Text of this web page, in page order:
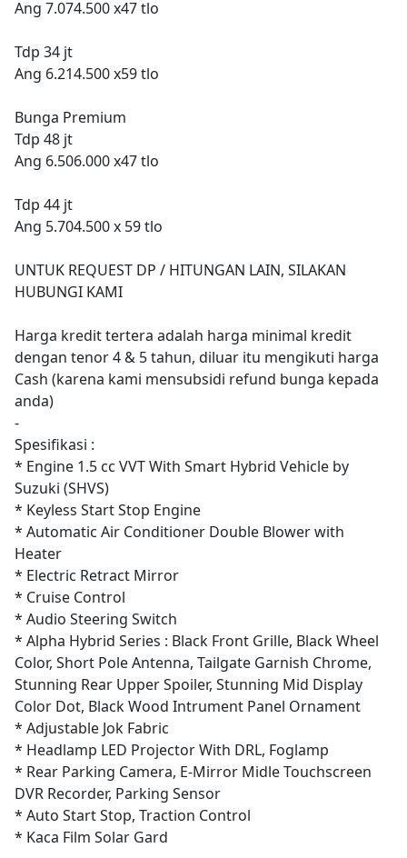
Ang 7.074.500 x47 tlo
Tdp 34 jt
Ang 6.214.500 x59 tlo
Bunga Premium
Tdp 48 jt
Ang 6.506.000 x47 tlo
Tdp 44 jt
Ang 5.704.500 x 59 tlo
UNTUK REQUEST DP / HITUNGAN LAIN, SILAKAN
HUBUNGI KAMI
Harga kredit tertera adalah harga minimal kredit
dengan tenor 4 & 5 tahun, diluar itu mengikuti harga
Cash (karena kami mensubsidi refund bunga kepada
anda)
-
Spesifikasi :
* Engine 1.5 cc VVT With Smart Hybrid Vehicle by
Suzuki (SHVS)
* Keyless Start Stop Engine
* Automatic Air Conditioner Double Blower with
Heater
* Electric Retract Mirror
* Cruise Control
* Audio Steering Switch
* Alpha Hybrid Series : Black Front Grille, Black Wheel
Color, Short Pole Antenna, Tailgate Garnish Chrome,
Stunning Rear Upper Spoiler, Stunning Mid Display
Color Dot, Black Wood Intrument Panel Ornament
* Adjustable Jok Fabric
* Headlamp LED Projector With DRL, Foglamp
* Rear Parking Camera, E-Mirror Midle Touchscreen
DVR Recorder, Parking Sensor
* Auto Start Stop, Traction Control
* Kaca Film Solar Gard